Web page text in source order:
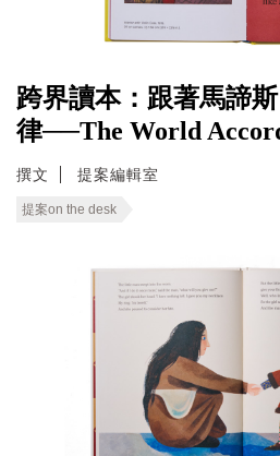
跨界讀本：跟著馬諦
律──The World
撰文 提案編輯室
提案on the desk